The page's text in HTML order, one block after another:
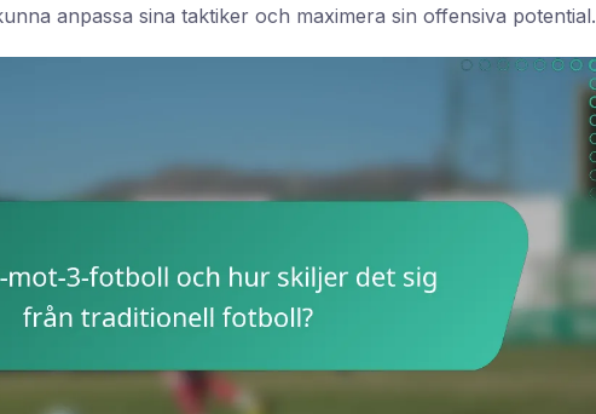
anpassa sina taktiker och maximera sin offensiva potential.